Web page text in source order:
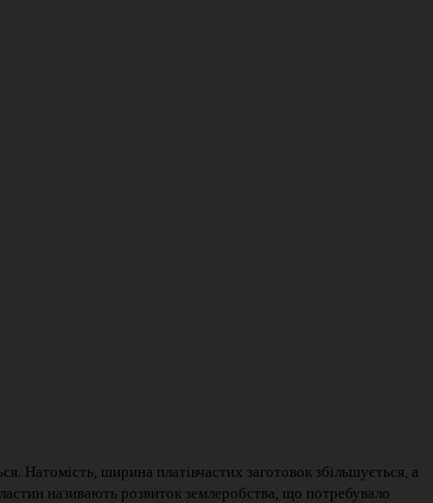
Натомість, ширина платівчастих заготовок збільшується, а
називають розвиток землеробства, що потребувало